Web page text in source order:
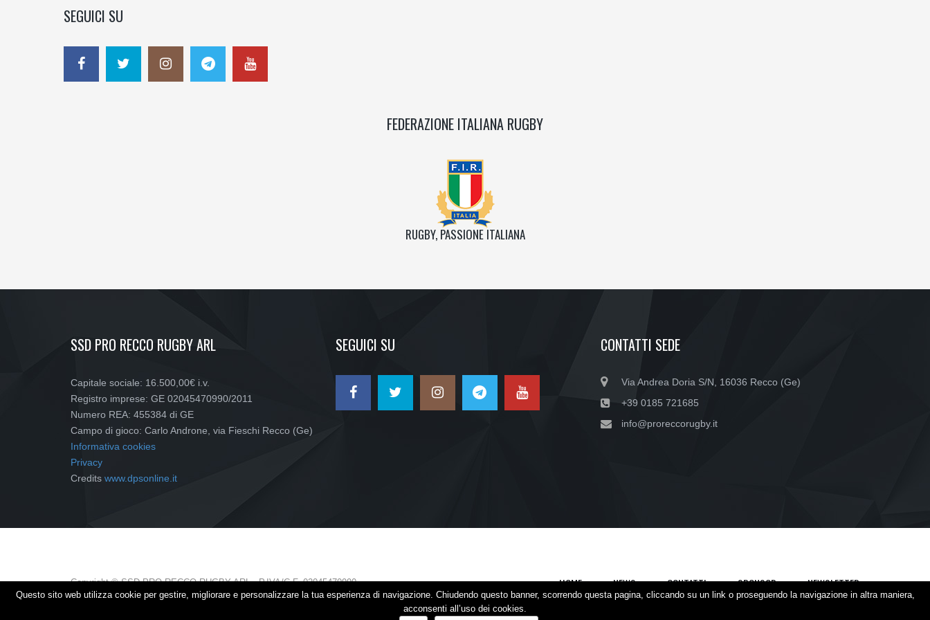
SEGUICI SU
FEDERAZIONE ITALIANA RUGBY
RUGBY, PASSIONE ITALIANA
SSD PRO RECCO RUGBY ARL
Capitale sociale: 16.500,00€ i.v.
Registro imprese: GE 02045470990/2011
Numero REA: 455384 di GE
Campo di gioco: Carlo Androne, via Fieschi Recco (Ge)
Informativa cookies
Privacy
Credits www.dpsonline.it
SEGUICI SU CONTATTI SEDE
Via Andrea Doria S/N, 16036 Recco (Ge)
+39 0185 721685
info@proreccorugby.it
Copyright © SSD PRO RECCO RUGBY ARL - P.IVA/C.F. 02045470990 HOME NEWS CONTATTI SPONSOR NEWSLETTER
Questo sito web utilizza cookie per gestire, migliorare e personalizzare la tua esperienza di navigazione. Chiudendo questo banner, scorrendo questa pagina, cliccando su un link o proseguendo la navigazione in altra maniera,
acconsenti all’uso dei cookies.